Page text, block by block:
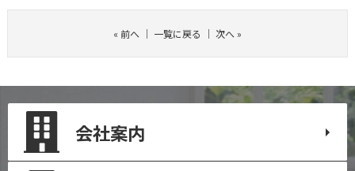
« 前へ｜ 一覧に戻る ｜ 次へ»
会社案内